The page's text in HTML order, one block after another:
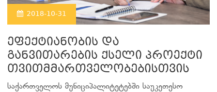
2018-10-31
ეფექტიანობის და
განვითარების ქსელი პროექტი
თვითმმართველობებისთვის
საქართველოს მუნიციპალიტეტებში საუკეთესო